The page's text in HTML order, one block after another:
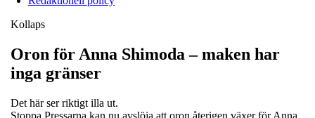
Kollaps
Oron för Anna Shimoda – maken har
inga gränser
Det här ser riktigt illa ut.
Stoppa Pressarna kan nu avslöja att oron återigen växer för Anna